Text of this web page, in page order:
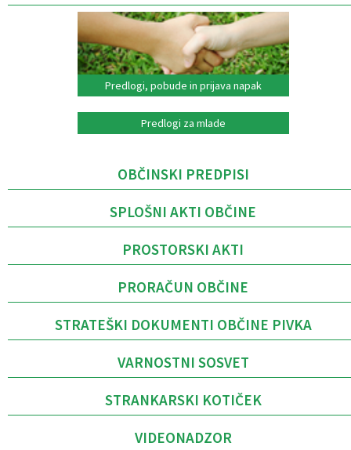
Predlogi, pobude in prijava napak
Predlogi za mlade
OBČINSKI PREDPISI
SPLOŠNI AKTI OBČINE
PROSTORSKI AKTI
PRORAČUN OBČINE
STRATEŠKI DOKUMENTI OBČINE PIVKA
VARNOSTNI SOSVET
STRANKARSKI KOTIČEK
VIDEONADZOR